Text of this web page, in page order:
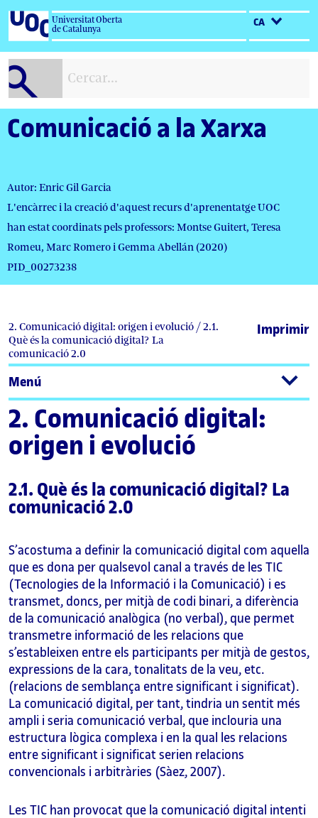
Salta
contingut
Universitat Oberta
de Catalunya
CA
Comunicació a la Xarxa
Autor: Enric Gil Garcia
L'encàrrec i la creació d'aquest recurs d'aprenentatge UOC
han estat coordinats pels professors: Montse Guitert, Teresa
Romeu, Marc Romero i Gemma Abellán (2020)
PID_00273238
2. Comunicació digital: origen i evolució / 2.1.
Què és la comunicació digital? La
comunicació 2.0
Imprimir
Menú
2. Comunicació digital:
origen i evolució
2.1. Què és la comunicació digital? La
comunicació 2.0
S’acostuma a definir la comunicació digital com aquella
que es dona per qualsevol canal a través de les TIC
(Tecnologies de la Informació i la Comunicació) i es
transmet, doncs, per mitjà de codi binari, a diferència
de la comunicació analògica (no verbal), que permet
transmetre informació de les relacions que
s’estableixen entre els participants per mitjà de gestos,
expressions de la cara, tonalitats de la veu, etc.
(relacions de semblança entre significant i significat).
La comunicació digital, per tant, tindria un sentit més
ampli i seria comunicació verbal, que inclouria una
estructura lògica complexa i en la qual les relacions
entre significant i significat serien relacions
convencionals i arbitràries (Sàez, 2007).
Les TIC han provocat que la comunicació digital intenti